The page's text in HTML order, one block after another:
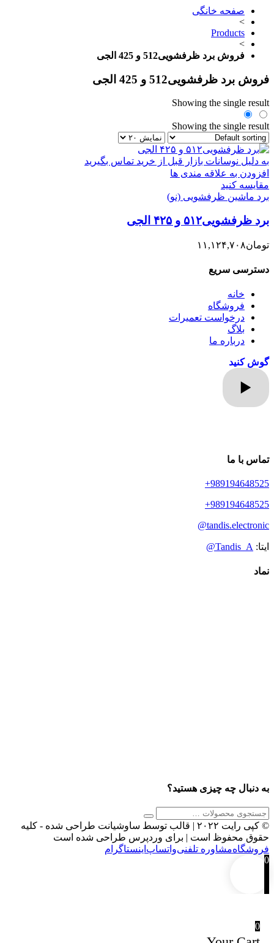
صفحه خانگی
>
Products
>
فروش برد ظرفشویی512 و 425 الجی
فروش برد ظرفشویی512 و 425 الجی
Showing the single result
Showing the single result
به دلیل نوسانات بازار قبل از خرید تماس بگیرید
افزودن به علاقه مندی ها
مقایسه کنید
برد ماشین ظرفشویی (نو)
برد ظرفشویی۵۱۲ و ۴۲۵ الجی
تومان۱۱,۱۲۴,۷۰۸
دسترسی سریع
خانه
فروشگاه
درخواست تعمیرات
بلاگ
درباره ما
گوش کنید
تماس با ما
989194648525+
989194648525+
tandis.electronic@
ایتا: Tandis_A@
نماد
به دنبال چه چیزی هستید؟
© کپی رایت ۲۰۲۲ | قالب توسط ساوشیانت طراحی شده - کلیه
حقوق محفوظ است | برای وردپرس طراحی شده است
فروشگاهمشاوره تلفنیواتساپ اینستاگرام‎
0
0